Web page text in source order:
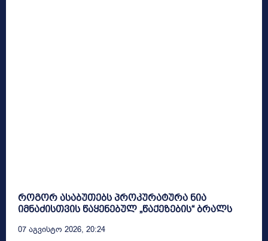
როგორ ასაბუთებს პროკურატურა ნია
იმნაძისთვის წაყენებულ „წაქეზების“ ბრალს
07 Აგვისტო 2026, 20:24